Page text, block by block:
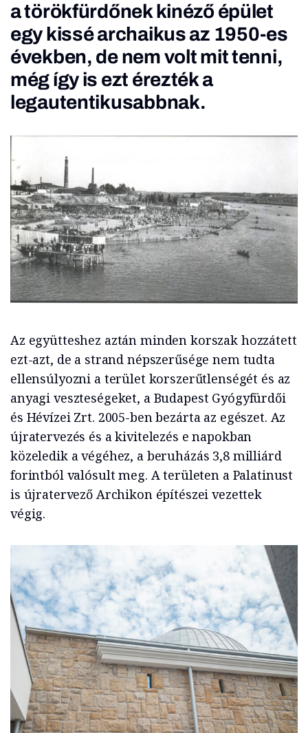
a törökfürdőnek kinéző épület
egy kissé archaikus az 1950-es
években, de nem volt mit tenni,
még így is ezt érezték a
legautentikusabbnak.
Az együtteshez aztán minden korszak hozzátett
ezt-azt, de a strand népszerűsége nem tudta
ellensúlyozni a terület korszerűtlenségét és az
anyagi veszteségeket, a Budapest Gyógyfürdői
és Hévízei Zrt. 2005-ben bezárta az egészet. Az
újratervezés és a kivitelezés e napokban
közeledik a végéhez, a beruházás 3,8 milliárd
forintból valósult meg. A területen a Palatinust
is újratervező Archikon építészei vezettek
végig.